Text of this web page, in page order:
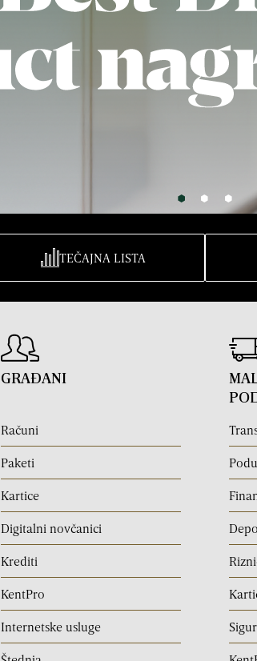
TEČAJNA LISTA
GRAĐANI
Računi
Paketi
Kartice
Digitalni novčanici
Krediti
KentPro
Internetske usluge